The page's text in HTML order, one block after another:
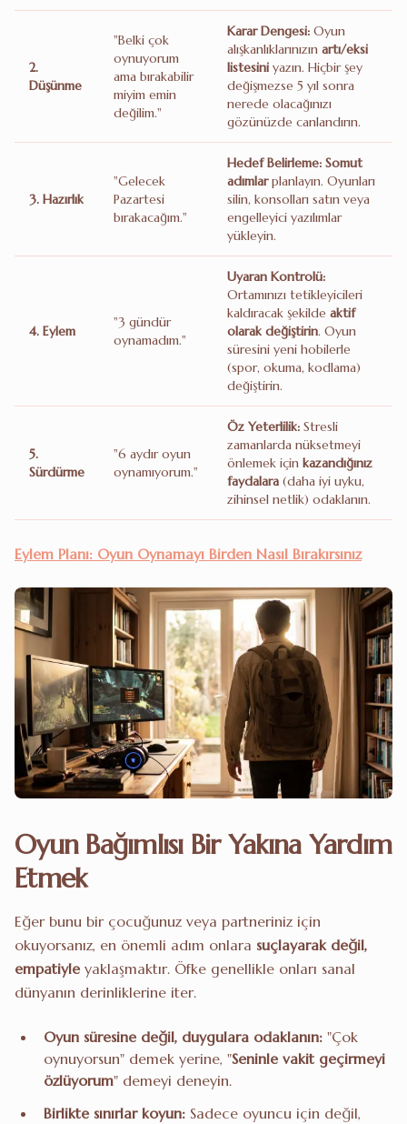
2.
Düşünme
"Belki çok
oynuyorum
ama bırakabilir
miyim emin
değilim."
Karar Dengesi: Oyun
alışkanlıklarınızın artı/eksi
listesini yazın. Hiçbir şey
değişmezse 5 yıl sonra
nerede olacağınızı
gözünüzde canlandırın.
3. Hazırlık
"Gelecek
Pazartesi
bırakacağım."
Hedef Belirleme: Somut
adımlarplanlayın. Oyunları
silin, konsolları satın veya
engelleyici yazılımlar
yükleyin.
4. Eylem
"3 gündür
oynamadım."
Uyaran Kontrolü:
Ortamınızı tetikleyicileri
kaldıracak şekilde aktif
olarak değiştirin. Oyun
süresini yeni hobilerle
(spor, okuma, kodlama)
değiştirin.
5.
Sürdürme
"6 aydır oyun
oynamıyorum."
Öz Yeterlilik: Stresli
zamanlarda nüksetmeyi
önlemek için kazandığınız
faydalara (daha iyi uyku,
zihinsel netlik) odaklanın.
Eylem Planı: Oyun Oynamayı Birden Nasıl Bırakırsınız
Oyun Bağımlısı Bir Yakına Yardım
Etmek
Eğer bunu bir çocuğunuz veya partneriniz için
okuyorsanız, en önemli adım onlara suçlayarak değil,
empatiyle yaklaşmaktır. Öfke genellikle onları sanal
dünyanın derinliklerine iter.
Oyun süresine değil, duygulara odaklanın: "Çok
oynuyorsun" demek yerine, "Seninle vakit geçirmeyi
özlüyorum" demeyi deneyin.
Birlikte sınırlar koyun: Sadece oyuncu için değil,